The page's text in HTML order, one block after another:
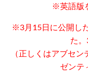
※英語版
※3月15日に公開し
た
（正しくはアブセ
ゼンテ